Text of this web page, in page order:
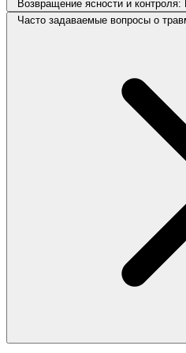
Возвращение ясности и
Часто задаваемые вопросы о